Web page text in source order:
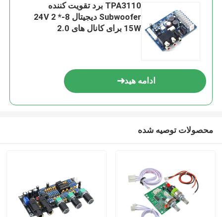
TPA3110 برد تقویت کننده
Subwoofer دیجیتال 8-24V 2 *
15W برای کانال های 2.0
ادامه هید
محصولات توصیه شده